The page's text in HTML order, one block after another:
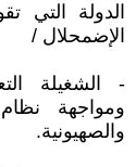
الدولة التي
الإضمحلال /
- الشغيلة
ومواجهة
والصهيونية.